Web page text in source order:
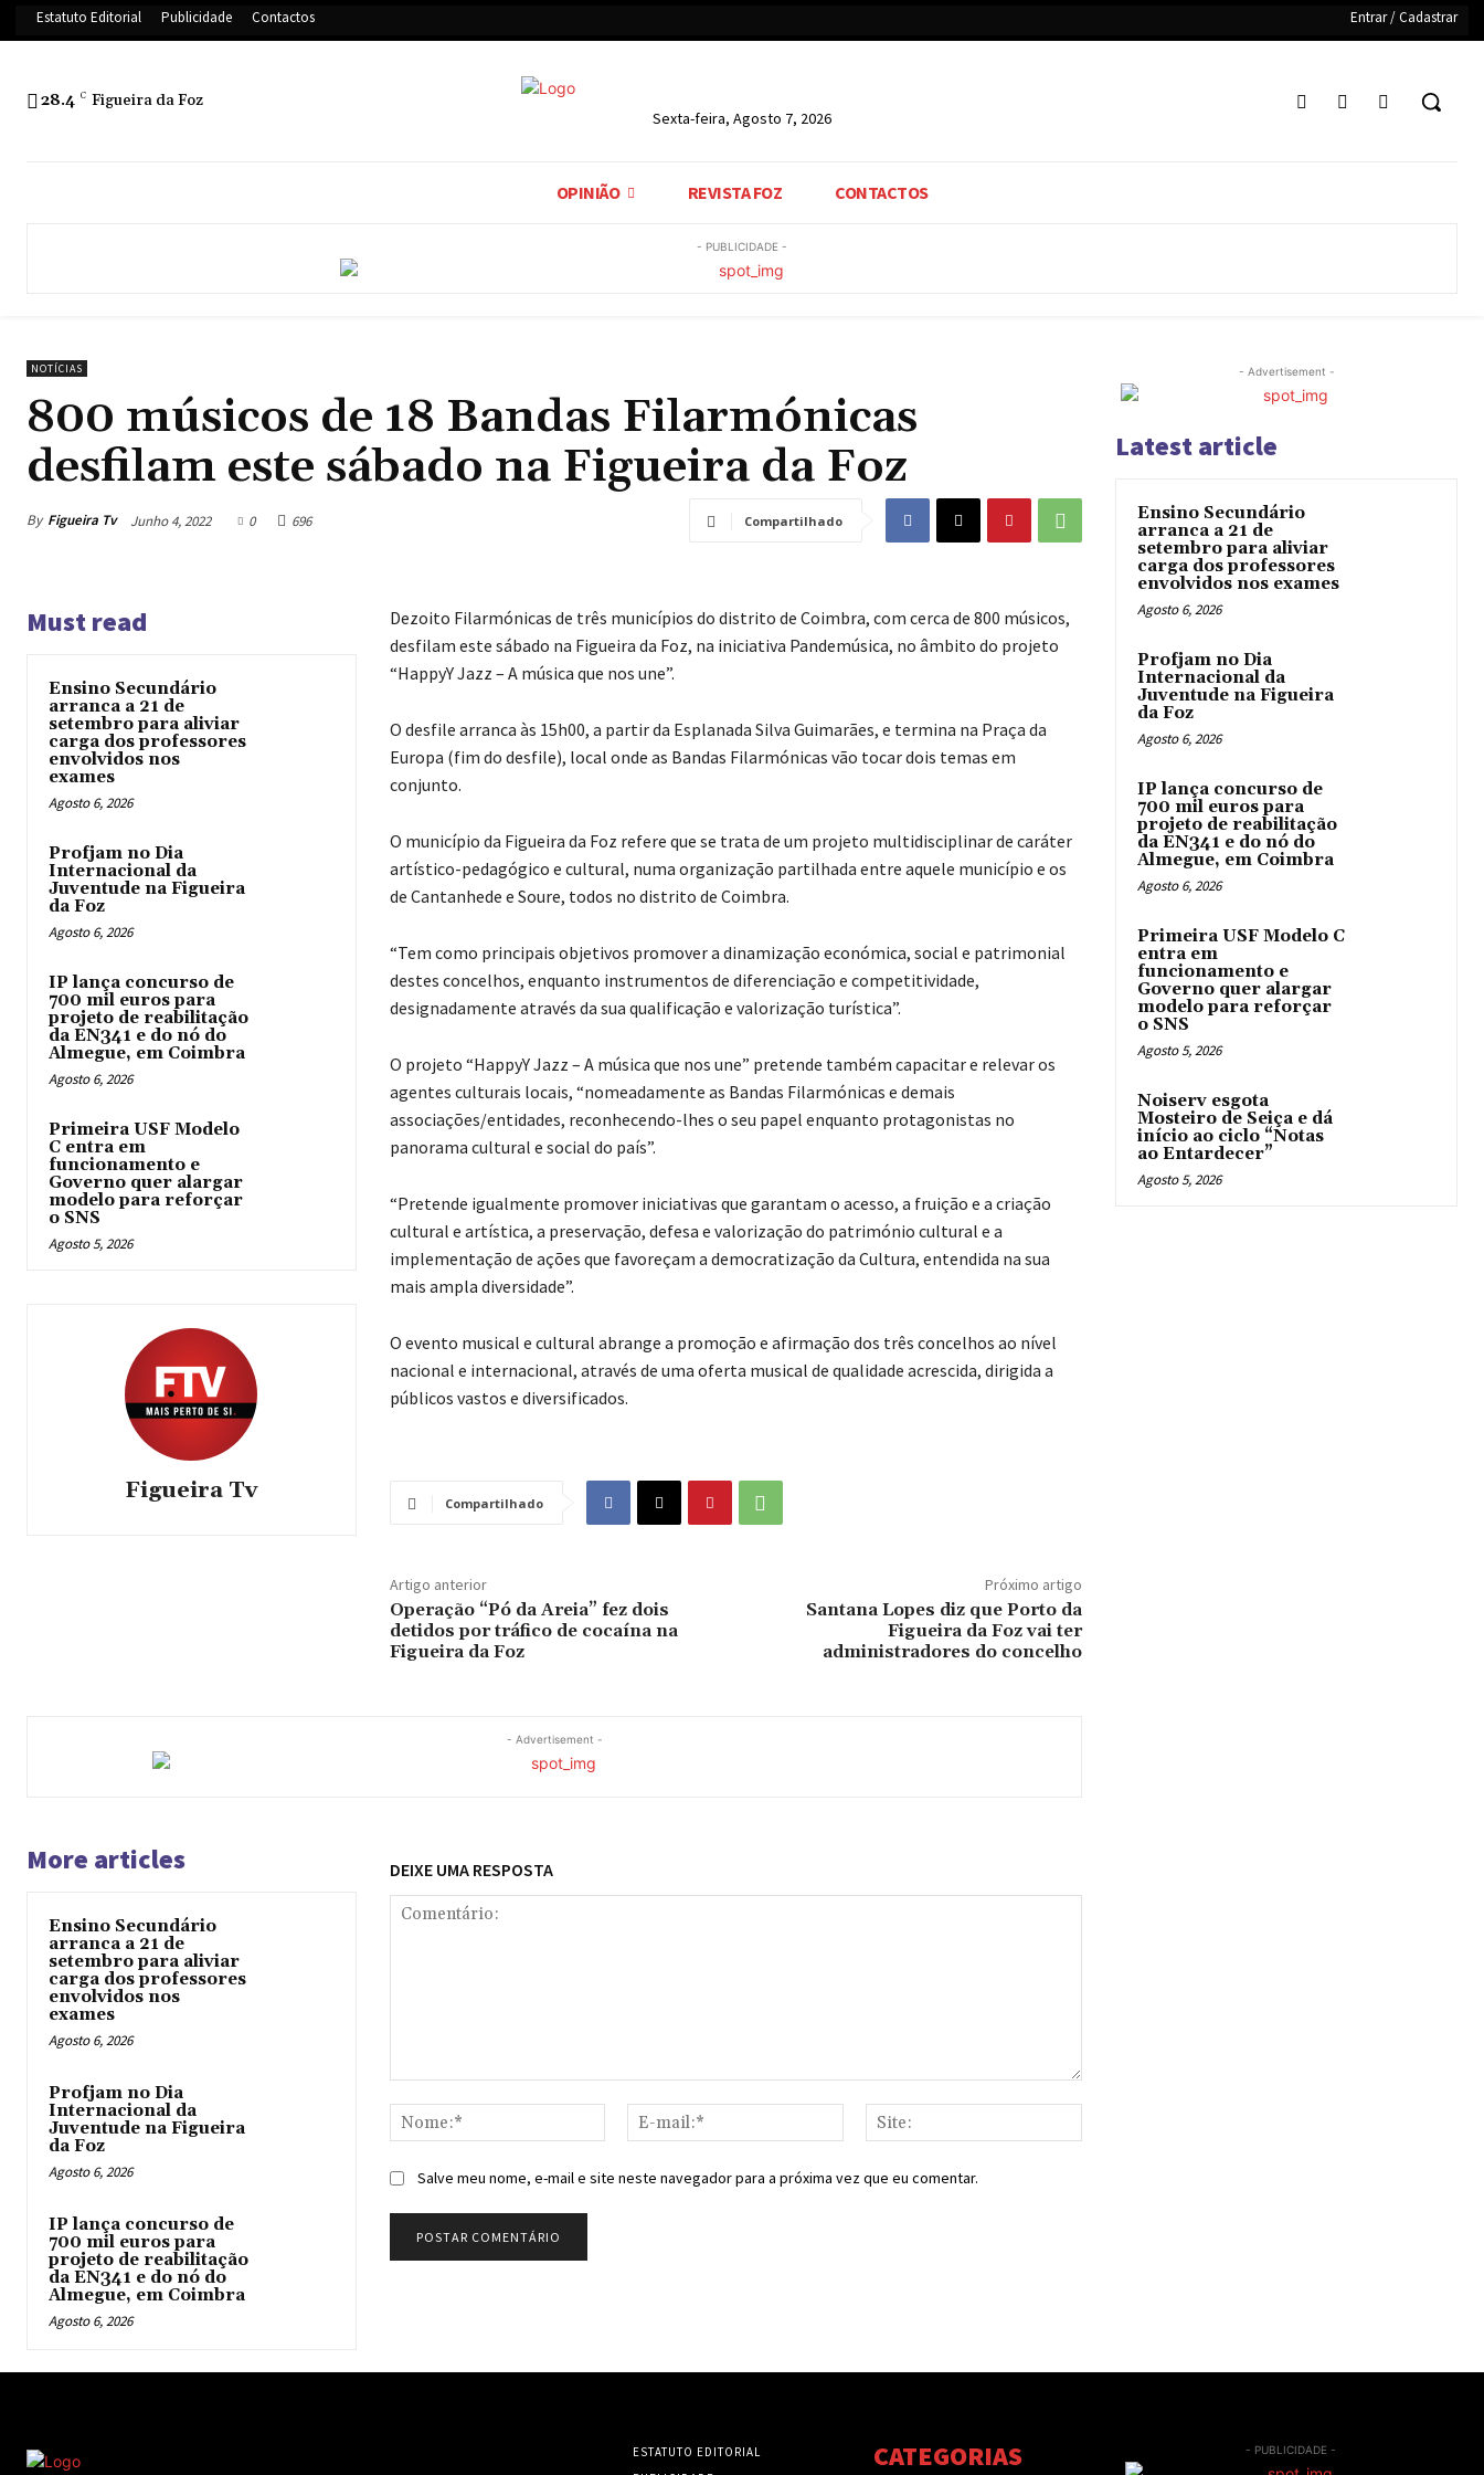
Estatuto Editorial Publicidade Contactos Entrar / Cadastrar
28.4 C Figueira da Foz
Sexta-feira, Agosto 7, 2026
OPINIÃO REVISTA FOZ CONTACTOS
- PUBLICIDADE -
NOTÍCIAS
800 músicos de 18 Bandas Filarmónicas
desfilam este sábado na Figueira da Foz
By Figueira Tv Junho 4, 2022 0 696 Compartilhado
Must read
Ensino Secundário
arranca a 21 de
setembro para aliviar
carga dos professores
envolvidos nos
exames
Agosto 6, 2026
Profjam no Dia
Internacional da
Juventude na Figueira
da Foz
Agosto 6, 2026
IP lança concurso de
700 mil euros para
projeto de reabilitação
da EN341 e do nó do
Almegue, em Coimbra
Agosto 6, 2026
Primeira USF Modelo
C entra em
funcionamento e
Governo quer alargar
modelo para reforçar
o SNS
Agosto 5, 2026
Figueira Tv
Dezoito Filarmónicas de três municípios do distrito de Coimbra, com cerca de 800 músicos,
desfilam este sábado na Figueira da Foz, na iniciativa Pandemúsica, no âmbito do projeto
“HappyY Jazz – A música que nos une”.
O desfile arranca às 15h00, a partir da Esplanada Silva Guimarães, e termina na Praça da
Europa (fim do desfile), local onde as Bandas Filarmónicas vão tocar dois temas em
conjunto.
O município da Figueira da Foz refere que se trata de um projeto multidisciplinar de caráter
artístico-pedagógico e cultural, numa organização partilhada entre aquele município e os
de Cantanhede e Soure, todos no distrito de Coimbra.
“Tem como principais objetivos promover a dinamização económica, social e patrimonial
destes concelhos, enquanto instrumentos de diferenciação e competitividade,
designadamente através da sua qualificação e valorização turística”.
O projeto “HappyY Jazz – A música que nos une” pretende também capacitar e relevar os
agentes culturais locais, “nomeadamente as Bandas Filarmónicas e demais
associações/entidades, reconhecendo-lhes o seu papel enquanto protagonistas no
panorama cultural e social do país”.
“Pretende igualmente promover iniciativas que garantam o acesso, a fruição e a criação
cultural e artística, a preservação, defesa e valorização do património cultural e a
implementação de ações que favoreçam a democratização da Cultura, entendida na sua
mais ampla diversidade”.
O evento musical e cultural abrange a promoção e afirmação dos três concelhos ao nível
nacional e internacional, através de uma oferta musical de qualidade acrescida, dirigida a
públicos vastos e diversificados.
Compartilhado
Artigo anterior
Operação “Pó da Areia” fez dois
detidos por tráfico de cocaína na
Figueira da Foz
Próximo artigo
Santana Lopes diz que Porto da
Figueira da Foz vai ter
administradores do concelho
- Advertisement -
More articles
Ensino Secundário
arranca a 21 de
setembro para aliviar
carga dos professores
envolvidos nos
exames
Agosto 6, 2026
Profjam no Dia
Internacional da
Juventude na Figueira
da Foz
Agosto 6, 2026
IP lança concurso de
700 mil euros para
projeto de reabilitação
da EN341 e do nó do
Almegue, em Coimbra
Agosto 6, 2026
DEIXE UMA RESPOSTA
Nome:*
mail:*
Salve meu nome, e-mail e site neste navegador para a próxima vez que eu comentar.
- Advertisement -
Latest article
Ensino Secundário
arranca a 21 de
setembro para aliviar
carga dos professores
envolvidos nos exames
Agosto 6, 2026
Profjam no Dia
Internacional da
Juventude na Figueira
da Foz
Agosto 6, 2026
IP lança concurso de
700 mil euros para
projeto de reabilitação
da EN341 e do nó do
Almegue, em Coimbra
Agosto 6, 2026
Primeira USF Modelo C
entra em
funcionamento e
Governo quer alargar
modelo para reforçar
o SNS
Agosto 5, 2026
Noiserv esgota
Mosteiro de Seiça e dá
início ao ciclo “Notas
ao Entardecer”
Agosto 5, 2026
ESTATUTO EDITORIAL
CATEGORIAS - PUBLICIDADE -